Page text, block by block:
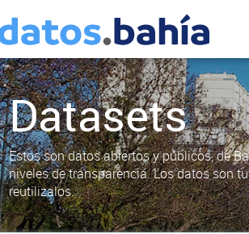
Datasets
Estos son datos abiertos y públicos, de
niveles de transparencia. Los datos son
reutilizalos.